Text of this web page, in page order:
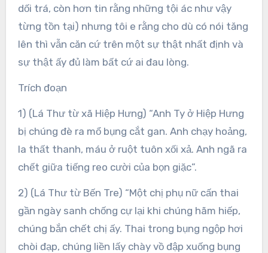
dối trá, còn hơn tin rằng những tội ác như vậy
từng tồn tại) nhưng tôi e rằng cho dù có nói tăng
lên thì vẫn căn cứ trên một sự thật nhất định và
sự thật ấy đủ làm bất cứ ai đau lòng.
Trích đoạn
1) (Lá Thư từ xã Hiệp Hưng) “Anh Ty ở Hiệp Hưng
bị chúng đè ra mổ bụng cắt gan. Anh chạy hoảng,
la thất thanh, máu ở ruột tuôn xối xả. Anh ngã ra
chết giữa tiếng reo cười của bọn giặc”.
2) (Lá Thư từ Bến Tre) “Một chị phụ nữ cấn thai
gần ngày sanh chống cự lại khi chúng hãm hiếp,
chúng bắn chết chị ấy. Thai trong bụng ngộp hơi
chòi đạp, chúng liền lấy chày vồ đập xuống bụng